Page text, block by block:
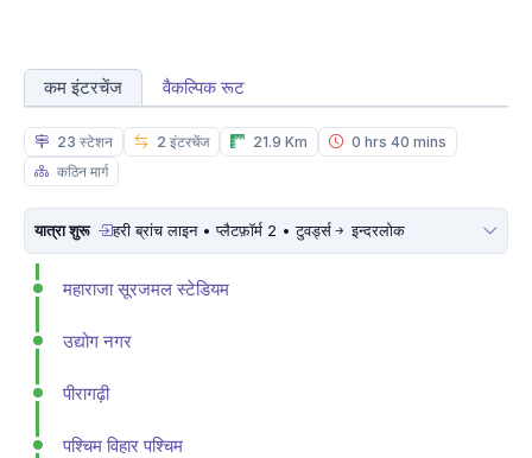
कम इंटरचेंज वैकल्पिक रूट
23 स्टेशन 2 इंटरचेंज 21.9 Km
0 hrs 40 mins
कठिन मार्ग
यात्रा शुरू हरी ब्रांच लाइन • प्लैटफ़ॉर्म 2 • टुवर्ड्स इन्दरलोक
महाराजा सूरजमल स्टेडियम
उद्योग नगर
पीरागढ़ी
पश्चिम विहार पश्चिम